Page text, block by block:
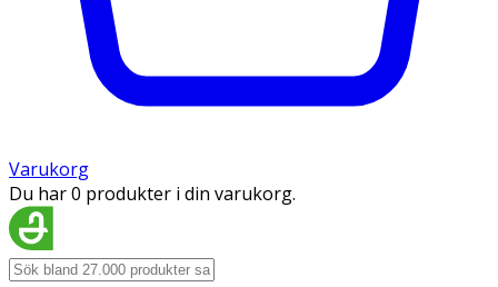
Varukorg
Du har 0 produkter i din varukorg.